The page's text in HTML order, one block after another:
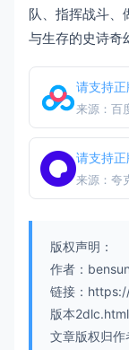
队、指挥战斗、
与生存的史诗奇
请支持
来源：百
请支持
来源：夸
版权声明：
作者：
链接：
版本2dlc.html
文章版权归作